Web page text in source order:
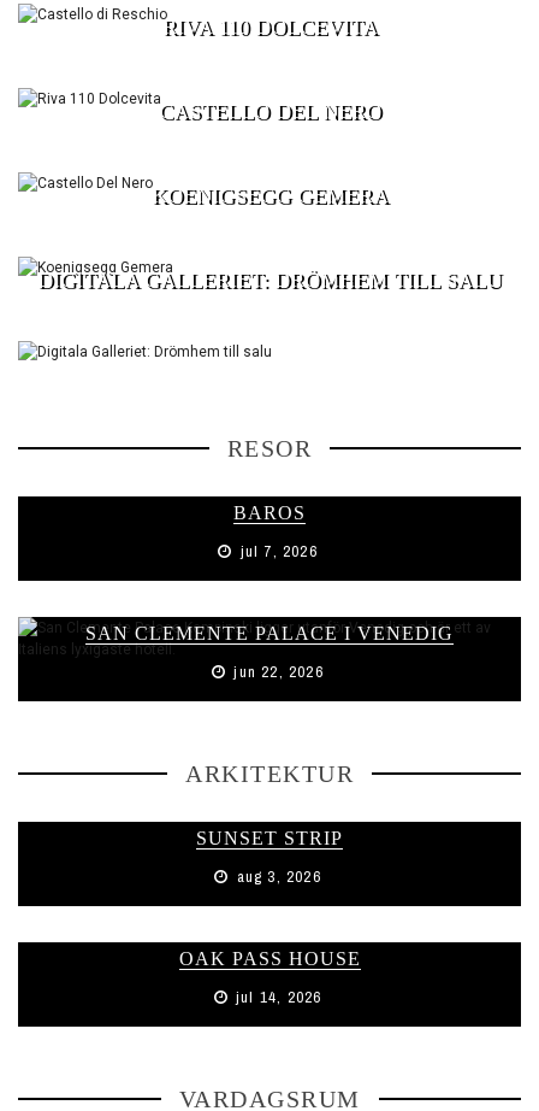
RIVA 110 DOLCEVITA
CASTELLO DEL NERO
KOENIGSEGG GEMERA
DIGITALA GALLERIET: DRÖMHEM TILL SALU
RESOR
BAROS
jul 7, 2026
SAN CLEMENTE PALACE I VENEDIG
jun 22, 2026
ARKITEKTUR
SUNSET STRIP
aug 3, 2026
OAK PASS HOUSE
jul 14, 2026
VARDAGSRUM